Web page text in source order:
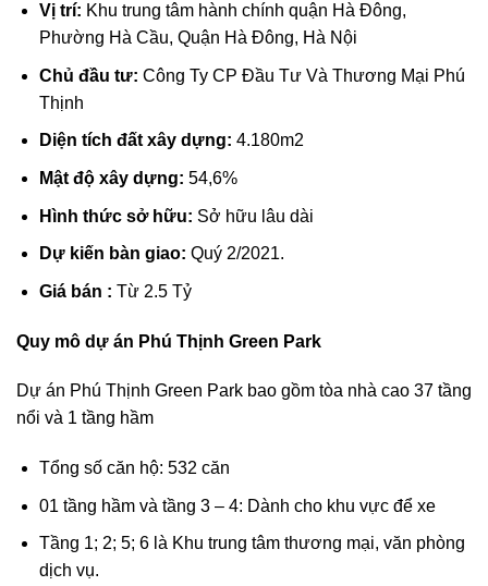
Vị trí: Khu trung tâm hành chính quận Hà Đông,
Phường Hà Cầu, Quận Hà Đông, Hà Nội
Chủ đầu tư: Công Ty CP Đầu Tư Và Thương Mại Phú
Thịnh
Diện tích đất xây dựng: 4.180m2
Mật độ xây dựng: 54,6%
Hình thức sở hữu: Sở hữu lâu dài
Dự kiến bàn giao: Quý 2/2021.
Giá bán : Từ 2.5 Tỷ
Quy mô dự án Phú Thịnh Green Park
Dự án Phú Thịnh Green Park bao gồm tòa nhà cao 37 tầng
nổi và 1 tầng hầm
Tổng số căn hộ: 532 căn
01 tầng hầm và tầng 3 – 4: Dành cho khu vực để xe
Tầng 1; 2; 5; 6 là Khu trung tâm thương mại, văn phòng
dịch vụ.